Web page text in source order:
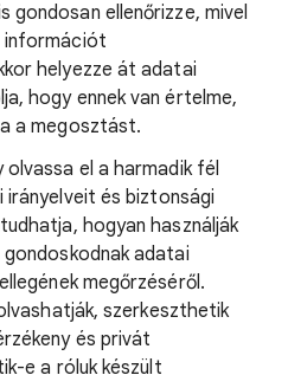
ellenőrizze, mivel
információt
helyezze át adatai
hogy ennek van értelme,
a megosztást.
el a harmadik fél
és biztonsági
hogyan használják
adatai
megőrzéséről.
szerkeszthetik
és privát
e a róluk készült